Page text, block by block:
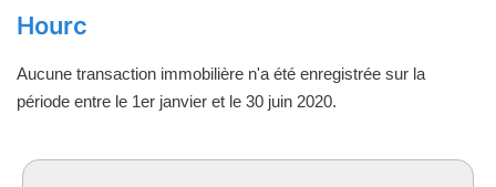
Hourc
Aucune transaction immobilière n'a été enregistrée sur la
période entre le 1er janvier et le 30 juin 2020.